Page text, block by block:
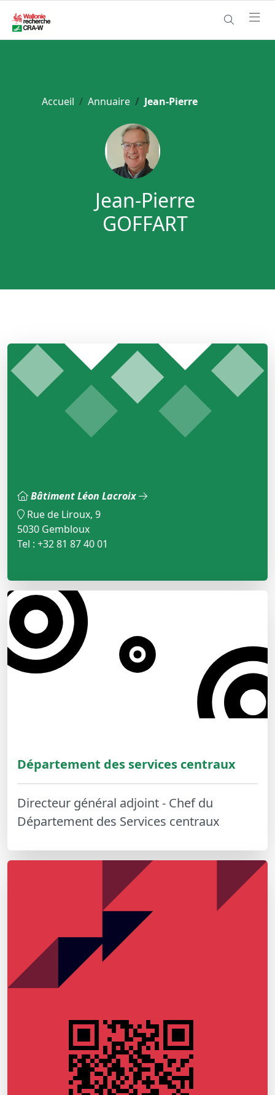
Accueil Annuaire Jean-Pierre
Jean-Pierre
GOFFART
Bâtiment Léon Lacroix
Rue de Liroux, 9
5030 Gembloux
Tel : +32 81 87 40 01
Département des services centraux
Directeur général adjoint - Chef du
Département des Services centraux